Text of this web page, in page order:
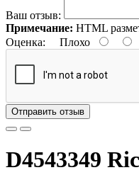
Ваш отзыв:
Примечание: HTML
Оценка: Плохо
Отправить отзыв
D4543349